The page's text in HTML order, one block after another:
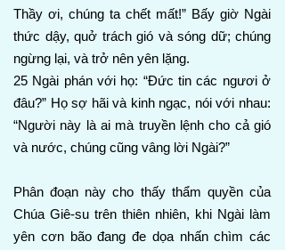
Thầy ơi, chúng ta chết mất!” Bấy giờ Ngài
thức dậy, quở trách gió và sóng dữ; chúng
ngừng lại, và trở nên yên lặng.
25 Ngài phán với họ: “Đức tin các ngươi ở
đâu?” Họ sợ hãi và kinh ngạc, nói với nhau:
“Người này là ai mà truyền lệnh cho cả gió
và nước, chúng cũng vâng lời Ngài?”
Phân đoạn này cho thấy thẩm quyền của
Chúa Giê-su trên thiên nhiên, khi Ngài làm
yên cơn bão đang đe dọa nhấn chìm các